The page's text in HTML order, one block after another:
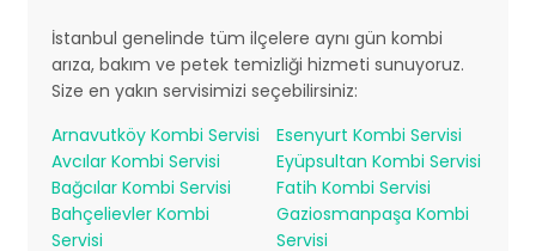
İstanbul genelinde tüm ilçelere aynı gün kombi
arıza, bakım ve petek temizliği hizmeti sunuyoruz.
Size en yakın servisimizi seçebilirsiniz:
Arnavutköy Kombi Servisi
Avcılar Kombi Servisi
Bağcılar Kombi Servisi
Bahçelievler Kombi
Servisi
Esenyurt Kombi Servisi
Eyüpsultan Kombi Servisi
Fatih Kombi Servisi
Gaziosmanpaşa Kombi
Servisi